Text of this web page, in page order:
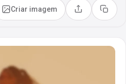
Criar imagem Compartilhar
Copiar